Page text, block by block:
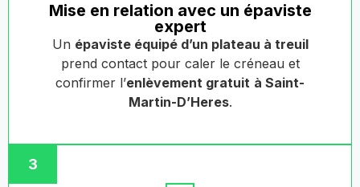
Mise en relation avec un épaviste
expert
Un épaviste équipé d’un plateau à treuil
prend contact pour caler le créneau et
confirmer l’enlèvement gratuit à Saint-
Martin-D’Heres.
3